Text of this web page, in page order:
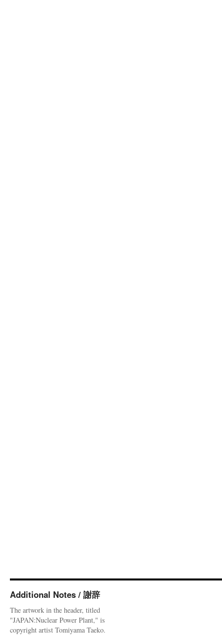
Additional Notes / 謝辞
The artwork in the header, titled
"JAPAN:Nuclear Power Plant," is
copyright artist Tomiyama Taeko.